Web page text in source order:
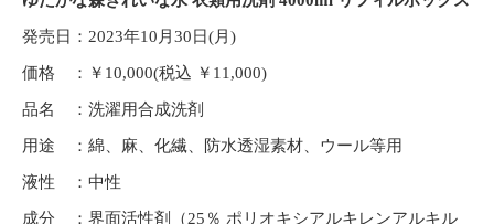
発売日：2023年10月30日(月)
価格 ：￥10,000(税込 ￥11,000)
品名 ：洗濯用合成洗剤
用途 ：綿、麻、化繊、防水透湿素材、ウール等用
液性 ：中性
成分 ：界面活性剤（25％ ポリオキシアルキレンアルキル